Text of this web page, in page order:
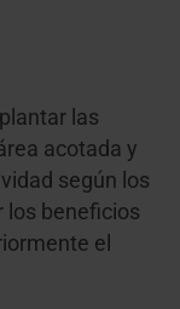
las
acotada y
según los
los beneficios
el